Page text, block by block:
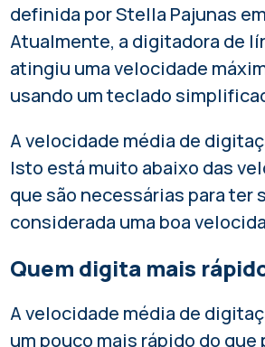
definida por Stella Pajunas
Atualmente, a digitadora de
atingiu uma velocidade
usando um teclado
A velocidade média de
Isto está muito abaixo das
que são necessárias para ter
considerada uma boa
Quem digita mais
A velocidade média de
um pouco mais rápido do que